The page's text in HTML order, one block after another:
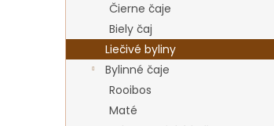
Čierne čaje
Biely čaj
Liečivé byliny
Bylinné čaje
Rooibos
Maté